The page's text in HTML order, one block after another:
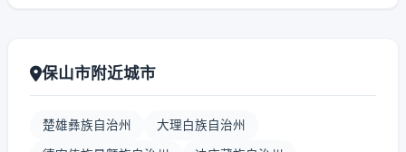
保山市附近城市
楚雄彝族自治州 大理白族自治州